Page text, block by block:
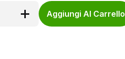
Aggiungi Al Carrello